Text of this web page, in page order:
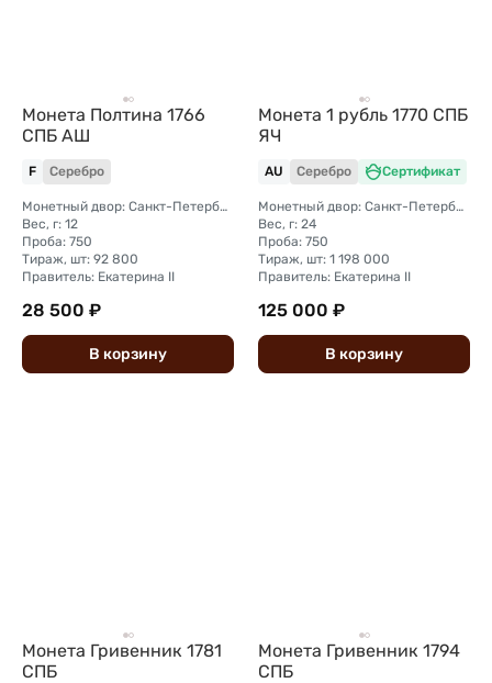
Монета Полтина 1766
СПБ АШ
F Серебро
Монетный двор: Санкт-Петербургский монетный двор
Вес, г: 12
Проба: 750
Тираж, шт: 92 800
Правитель: Екатерина II
28 500 ₽
В корзину
Монета 1 рубль 1770 СПБ
ЯЧ
AU Серебро Сертификат
Монетный двор: Санкт-Петербургский монетный двор
Вес, г: 24
Проба: 750
Тираж, шт: 1 198 000
Правитель: Екатерина II
125 000 ₽
В корзину
Монета Гривенник 1781
СПБ
Монета Гривенник 1794
СПБ